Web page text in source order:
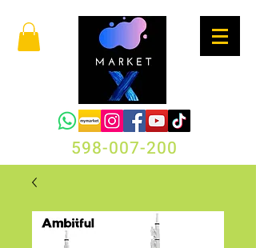
598-007-200